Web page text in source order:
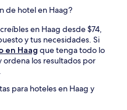
de hotel en Haag?
en Haag desde $74,
y tus necesidades. Si
en Haag que tenga todo lo
ordena los resultados por
para hoteles en Haag y